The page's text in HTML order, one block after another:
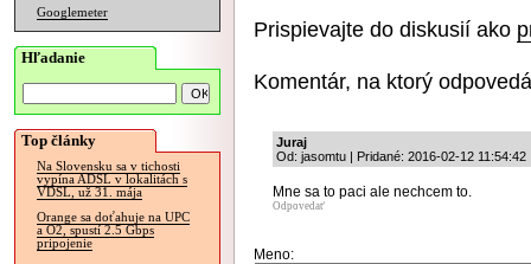
Googlemeter
Hľadanie
Top články
Na Slovensku sa v tichosti
vypína ADSL v lokalitách s
VDSL, už 31. mája
Orange sa doťahuje na UPC
a O2, spustí 2.5 Gbps
pripojenie
Prispievajte do diskusií ako
Komentár, na ktorý
Juraj
Od: jasomtu | Pridané: 2016-02-12 11:54:42
Mne sa to paci ale nechcem to.
Odpovedať
Meno: